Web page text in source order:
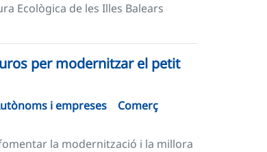
Ecològica de les Illes Balears
per modernitzar el petit
i empreses
Comerç
la modernització i la millora